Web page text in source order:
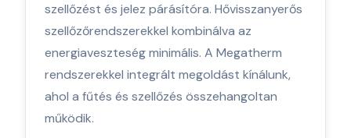
szellőzést és jelez párásítóra. Hővisszanyerős
szellőzőrendszerekkel kombinálva az
energiaveszteség minimális. A Megatherm
rendszerekkel integrált megoldást kínálunk,
ahol a fűtés és szellőzés összehangoltan
működik.